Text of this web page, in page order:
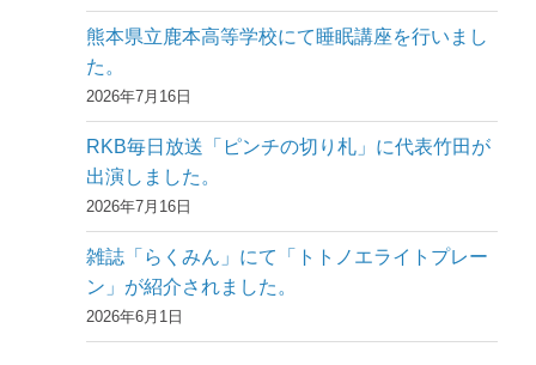
熊本県立鹿本高等学校にて睡眠講座を行いまし
た。
2026年7月16日
RKB毎日放送「ピンチの切り札」に代表竹田が
出演しました。
2026年7月16日
雑誌「らくみん」にて「トトノエライトプレー
ン」が紹介されました。
2026年6月1日